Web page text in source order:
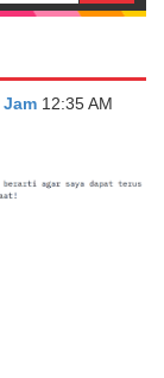
Jam 12:35 AM